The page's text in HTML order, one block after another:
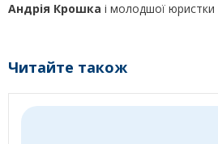
Андрія Крошка і молодшої юристки
Читайте також